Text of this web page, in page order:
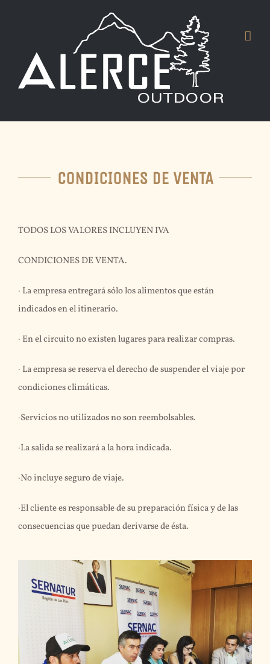
CONDICIONES DE VENTA
TODOS LOS VALORES INCLUYEN IVA
CONDICIONES DE VENTA.
· La empresa entregará sólo los alimentos que están
indicados en el itinerario.
· En el circuito no existen lugares para realizar compras.
· La empresa se reserva el derecho de suspender el viaje por
condiciones climáticas.
·Servicios no utilizados no son reembolsables.
·La salida se realizará a la hora indicada.
·No incluye seguro de viaje.
·El cliente es responsable de su preparación física y de las
consecuencias que puedan derivarse de ésta.